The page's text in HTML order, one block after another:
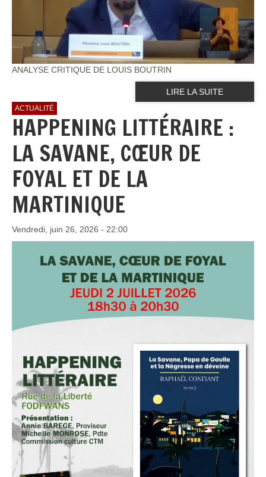
ANALYSE CRITIQUE DE LOUIS BOUTRIN
LIRE LA SUITE
ACTUALITÉ
HAPPENING LITTÉRAIRE :
LA SAVANE, CŒUR DE
FOYAL ET DE LA
MARTINIQUE
Vendredi, juin 26, 2026 - 22:00